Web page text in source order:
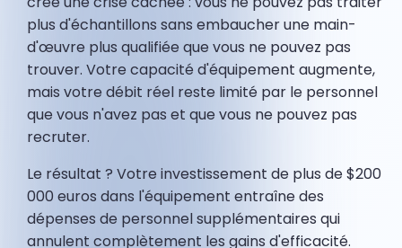
plus d'échantillons sans embaucher une main-
d'œuvre plus qualifiée que vous ne pouvez pas
trouver. Votre capacité d'équipement augmente,
mais votre débit réel reste limité par le personnel
que vous n'avez pas et que vous ne pouvez pas
recruter.
Le résultat ? Votre investissement de plus de $200
000 euros dans l'équipement entraîne des
dépenses de personnel supplémentaires qui
annulent complètement les gains d'efficacité.